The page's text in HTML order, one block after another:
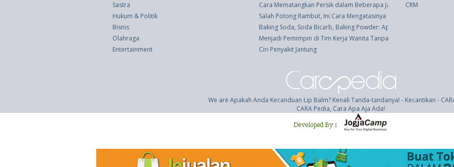
Sastra
Hukum & Politik
Bisnis
Olahraga
Entertainment
Cara Mematangkan Persik dalam Beberapa Jam�Atau Selama
Salah Potong Rambut, Ini Cara Mengatasinya
Baking Soda, Soda Bicarb, Baking Powder: Apa Bedanya?
Menjadi Pemimpin di Tim Kerja Wanita Tanpa Stereotipe Jender
Ciri Penyakit Jantung
CRM
We are Apakah Anda Kecanduan Lip Balm? Kenali Tanda-tandanya! - Kecantikan -
CARA Pedia, Cara Apa Aja Ada!